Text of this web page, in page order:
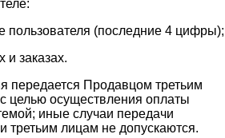
(последние 4 цифры);
и заказах.
передается Продавцом третьим
целью осуществления оплаты
иные случаи передачи
третьим лицам не допускаются.